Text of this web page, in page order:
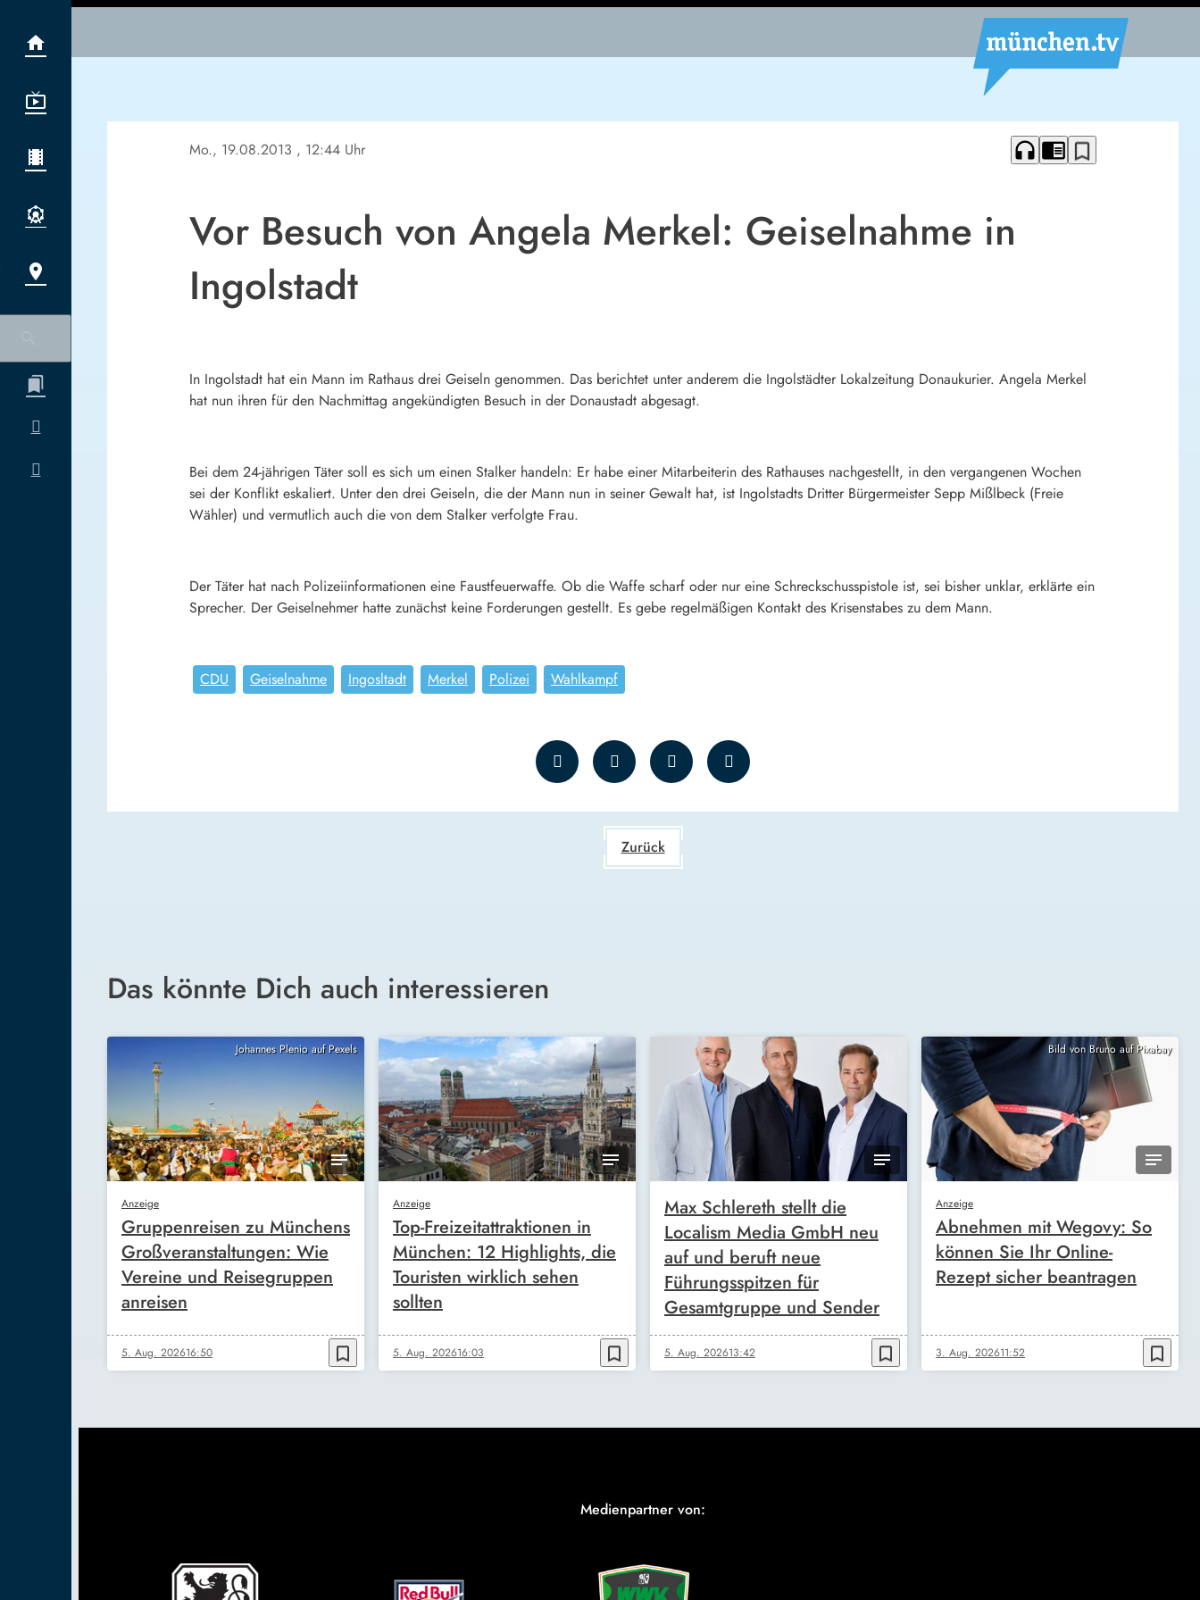
Mo., 19.08.2013 , 12:44 Uhr headphones chrome_reader_mode bookmark_border
Vor Besuch von Angela Merkel: Geiselnahme in
Ingolstadt
In Ingolstadt hat ein Mann im Rathaus drei Geiseln genommen. Das berichtet unter anderem die Ingolstädter Lokalzeitung Donaukurier. Angela Merkel
hat nun ihren für den Nachmittag angekündigten Besuch in der Donaustadt abgesagt.
Bei dem 24-jährigen Täter soll es sich um einen Stalker handeln: Er habe einer Mitarbeiterin des Rathauses nachgestellt, in den vergangenen Wochen
sei der Konflikt eskaliert. Unter den drei Geiseln, die der Mann nun in seiner Gewalt hat, ist Ingolstadts Dritter Bürgermeister Sepp Mißlbeck (Freie
Wähler) und vermutlich auch die von dem Stalker verfolgte Frau.
Der Täter hat nach Polizeiinformationen eine Faustfeuerwaffe. Ob die Waffe scharf oder nur eine Schreckschusspistole ist, sei bisher unklar, erklärte ein
Sprecher. Der Geiselnehmer hatte zunächst keine Forderungen gestellt. Es gebe regelmäßigen Kontakt des Krisenstabes zu dem Mann.
CDU Geiselnahme Ingosltadt Merkel Polizei Wahlkampf
Zurück
Das könnte Dich auch interessieren
Johannes Plenio auf Pexels
Anzeige
Gruppenreisen zu Münchens
Großveranstaltungen: Wie
Vereine und Reisegruppen
anreisen
5. Aug. 202616:50 bookmark_border
Anzeige
Top-Freizeitattraktionen in
München: 12 Highlights, die
Touristen wirklich sehen
sollten
5. Aug. 202616:03 bookmark_border
Max Schlereth stellt die
Localism Media GmbH neu
auf und beruft neue
Führungsspitzen für
Gesamtgruppe und Sender
5. Aug. 202613:42 bookmark_border
Bild von Bruno auf Pixabay
Anzeige
Abnehmen mit Wegovy: So
können Sie Ihr Online-
Rezept sicher beantragen
3. Aug. 202611:52 bookmark_border
Medienpartner von: